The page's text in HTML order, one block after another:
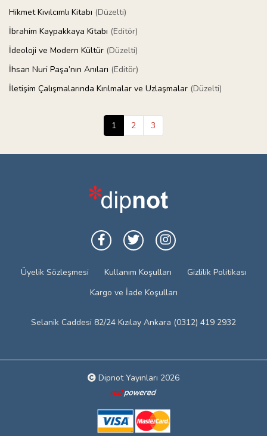
Hikmet Kıvılcımlı Kitabı (Düzelti)
İbrahim Kaypakkaya Kitabı (Editör)
İdeoloji ve Modern Kültür (Düzelti)
İhsan Nuri Paşa’nın Anıları (Editör)
İletişim Çalışmalarında Kırılmalar ve Uzlaşmalar (Düzelti)
1 2 3
Üyelik Sözleşmesi Kullanım Koşulları
Gizlilik Politikası
Kargo ve İade Koşulları
Selanik Caddesi 82/24 Kızılay Ankara (0312) 419 2932
Dipnot Yayınları 2026